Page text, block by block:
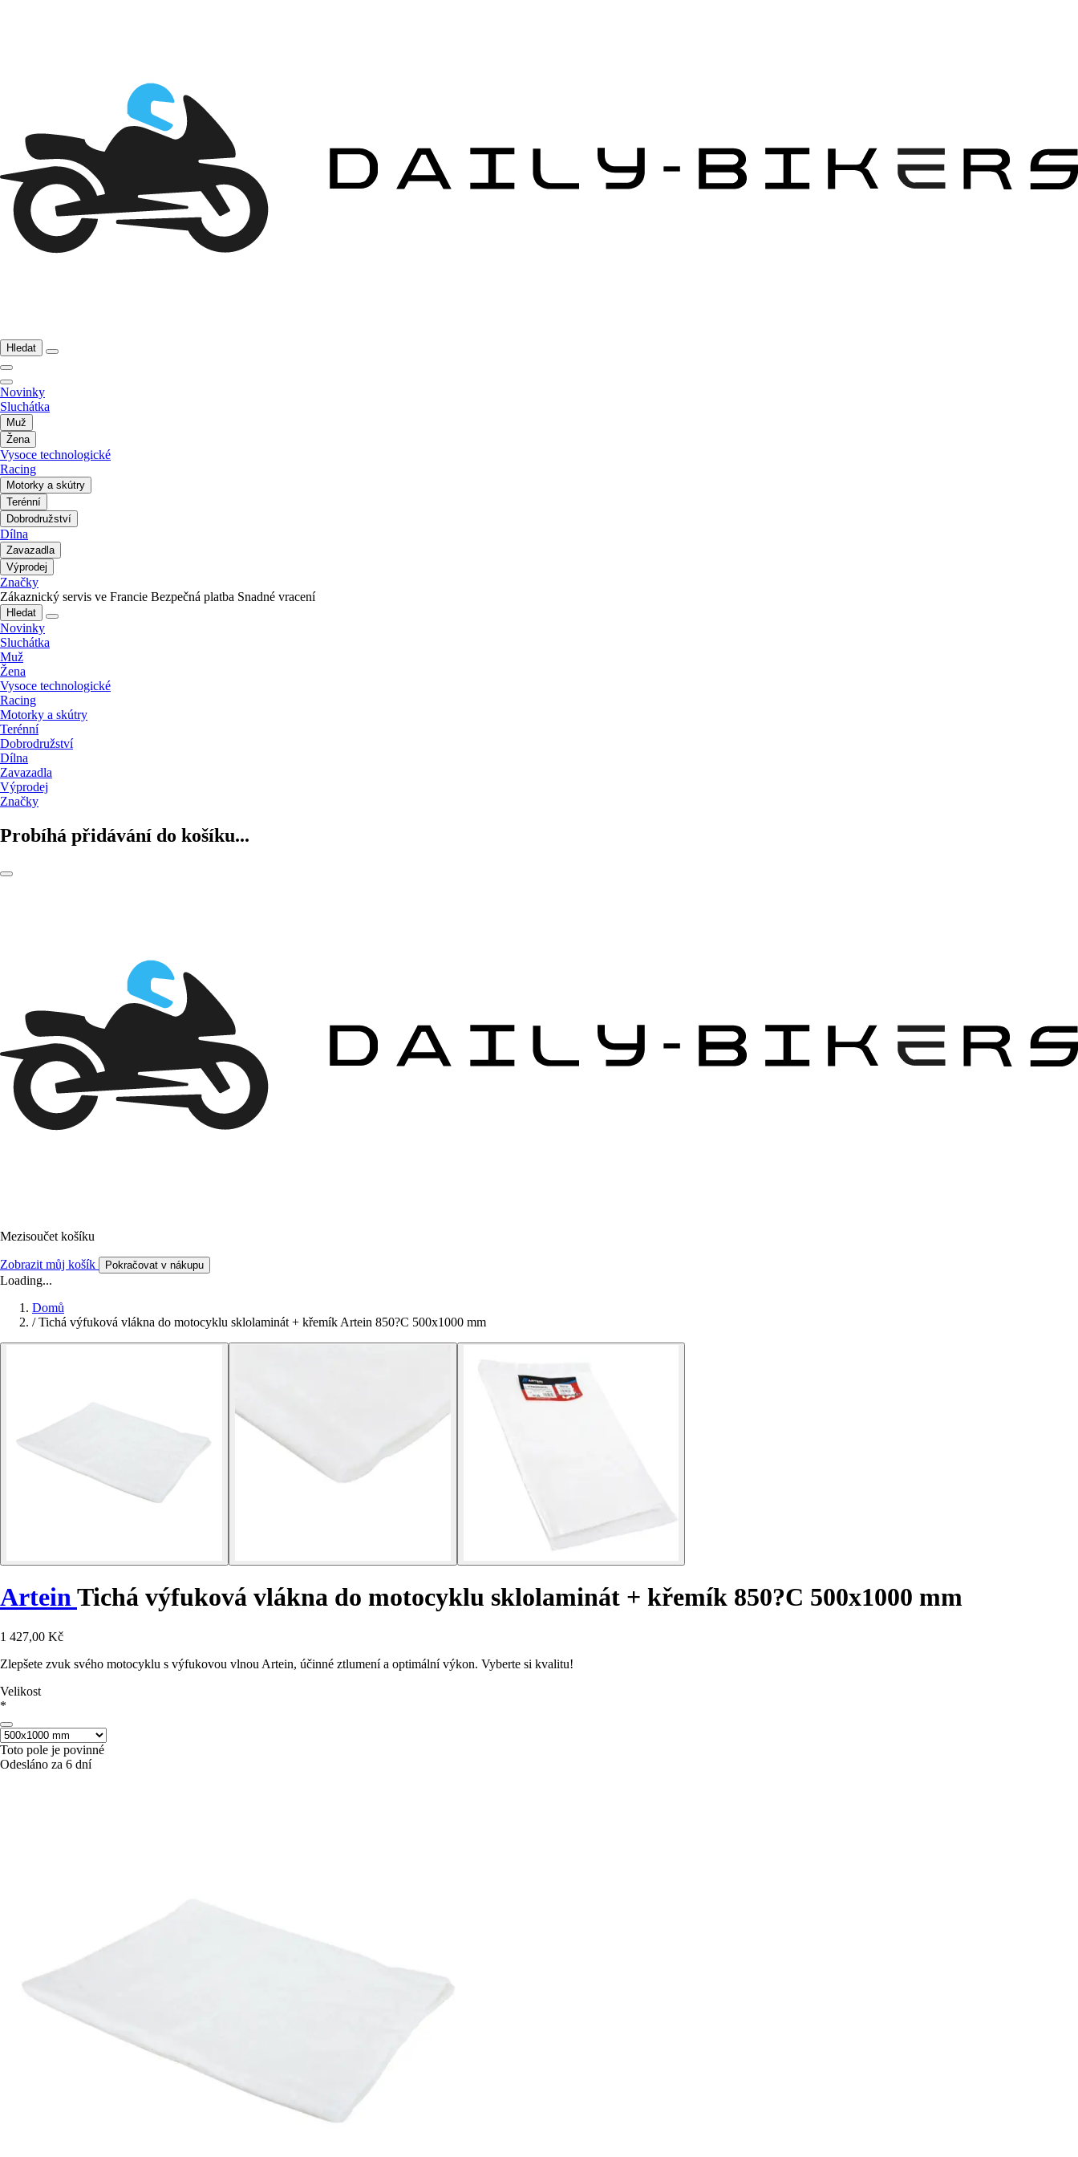
Hledat
Novinky
Sluchátka
Muž
Žena
Vysoce technologické
Racing
Motorky a skútry
Terénní
Dobrodružství
Dílna
Zavazadla
Výprodej
Značky
Zákaznický servis ve Francie Bezpečná platba Snadné vracení
Hledat
Novinky
Sluchátka
Muž
Žena
Vysoce technologické
Racing
Motorky a skútry
Terénní
Dobrodružství
Dílna
Zavazadla
Výprodej
Značky
Probíhá přidávání do košíku...
Mezisoučet košíku
Zobrazit můj košík Pokračovat v nákupu
Loading...
Domů
/ Tichá výfuková vlákna do motocyklu sklolaminát + křemík Artein 850?C 500x1000 mm
ArteinTichá výfuková vlákna do motocyklu sklolaminát + křemík 850?C 500x1000 mm
1 427,00 Kč
Zlepšete zvuk svého motocyklu s výfukovou vlnou Artein, účinné ztlumení a optimální výkon. Vyberte si kvalitu!
Velikost
*
Toto pole je povinné
Odesláno za 6 dní